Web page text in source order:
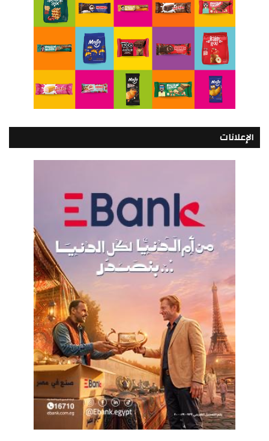
الإعلانات